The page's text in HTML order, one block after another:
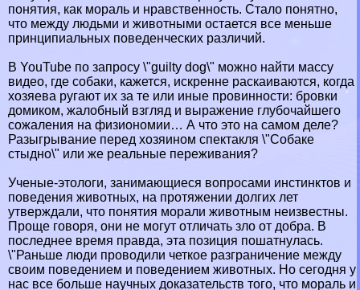
понятия, как мораль и нравственность. Стало понятно,
что между людьми и животными остается все меньше
принципиальных поведенческих различий.
В YouTube по запросу \"guilty dog\" можно найти массу
видео, где собаки, кажется, искренне раскаиваются, когда
хозяева ругают их за те или иные провинности: бровки
домиком, жалобный взгляд и выражение глубочайшего
сожаления на физиономии… А что это на самом деле?
Разыгрывание перед хозяином спектакля \"Собаке
стыдно\" или же реальные переживания?
Ученые-этологи, занимающиеся вопросами инстинктов и
поведения животных, на протяжении долгих лет
утверждали, что понятия морали животным неизвестны.
Проще говоря, они не могут отличать зло от добра. В
последнее время правда, эта позиция пошатнулась.
\"Раньше люди проводили четкое разграничение между
своим поведением и поведением животных. Но сегодня у
нас все больше научных доказательств того, что мораль и